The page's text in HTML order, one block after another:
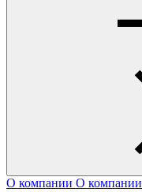
О компании О компании